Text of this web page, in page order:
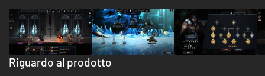
Riguardo al prodotto